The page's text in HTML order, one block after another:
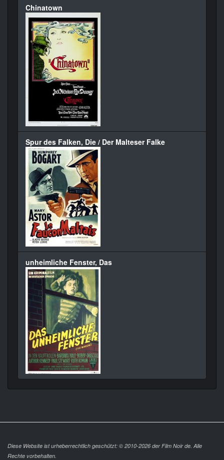
Chinatown
Spur des Falken, Die / Der Malteser Falke
unheimliche Fenster, Das
Diese Website ist urheberrechtlich geschützt: © 2010-2026 der Film Noir de. Alle
Rechte vorbehalten.